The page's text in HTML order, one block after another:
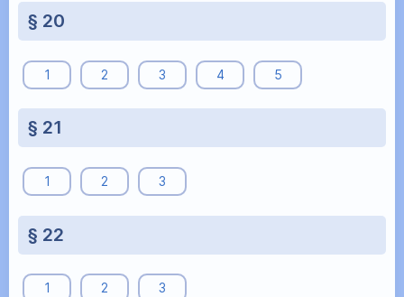
§ 20
1 2 3 4 5
§ 21
1 2 3
§ 22
1 2 3